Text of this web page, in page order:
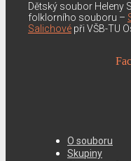
Dětský soubor Heleny
folklorního souboru –
Salichové při VŠB-TU
O souboru
Skupiny